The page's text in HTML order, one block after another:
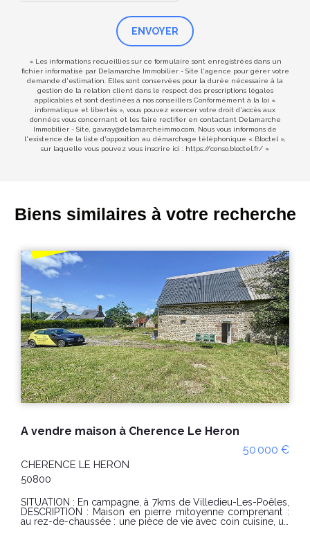
ENVOYER
« Les informations recueillies sur ce formulaire sont enregistrées dans un
fichier informatisé par Delamarche Immobilier - Site l'agence pour gérer votre
demande d'estimation. Elles sont conservées pour la durée nécessaire à la
gestion de la relation client dans le respect des prescriptions légales
applicables et sont destinées à nos conseillers Conformément à la loi «
informatique et libertés », vous pouvez exercer votre droit d'accès aux
données vous concernant et les faire rectifier en contactant Delamarche
Immobilier - Site, gavray@delamarcheimmo.com. Nous vous informons de
l'existence de la liste d'opposition au démarchage téléphonique « Bloctel »,
sur laquelle vous pouvez vous inscrire ici : https://conso.bloctel.fr/ »
Biens similaires à votre recherche
un
227 000
LA COLOMBE 50800
COLOMBE à 5kms du centre ville de Villedieu Les Poêles
à 5kms de l'échangeur A84 DESCRIPTION : Pavillon de
plain-pied sans vis à vis offrant un cadre de vie
et confortable : Elle se compose d'une entrée avec placard,